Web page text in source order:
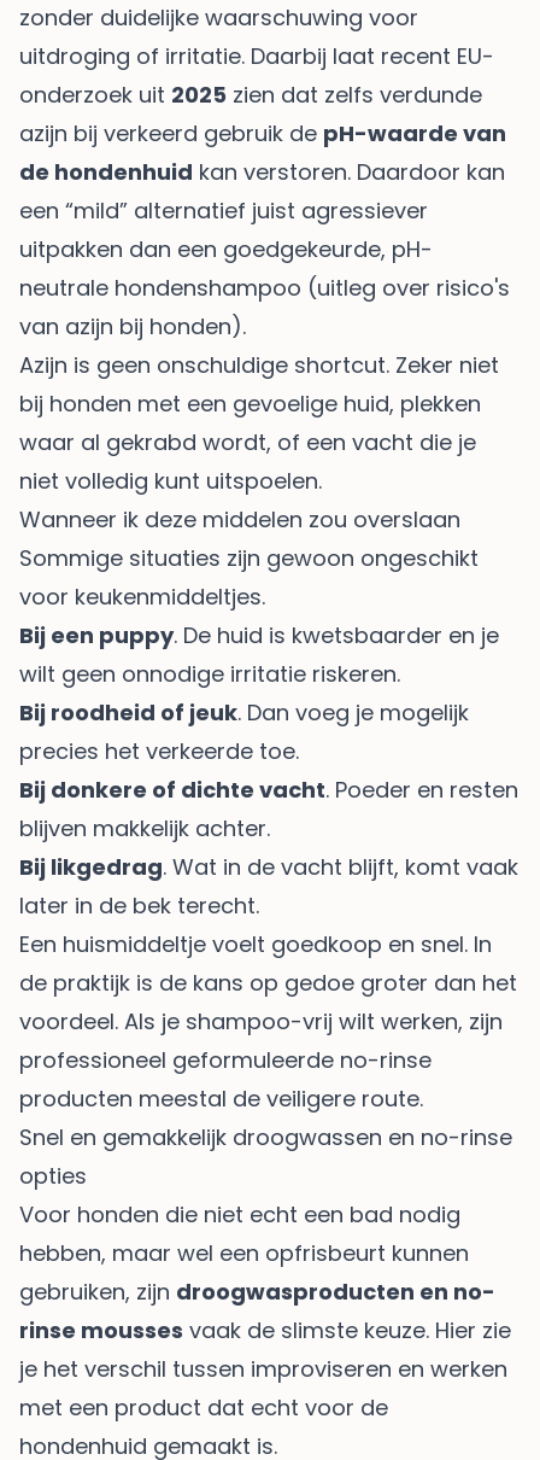
zonder duidelijke waarschuwing voor
uitdroging of irritatie. Daarbij laat recent EU-
onderzoek uit 2025 zien dat zelfs verdunde
azijn bij verkeerd gebruik de pH-waarde van
de hondenhuid kan verstoren. Daardoor kan
een “mild” alternatief juist agressiever
uitpakken dan een goedgekeurde, pH-
neutrale hondenshampoo (uitleg over risico's
van azijn bij honden).
Azijn is geen onschuldige shortcut. Zeker niet
bij honden met een gevoelige huid, plekken
waar al gekrabd wordt, of een vacht die je
niet volledig kunt uitspoelen.
Wanneer ik deze middelen zou overslaan
Sommige situaties zijn gewoon ongeschikt
voor keukenmiddeltjes.
Bij een puppy. De huid is kwetsbaarder en je
wilt geen onnodige irritatie riskeren.
Bij roodheid of jeuk. Dan voeg je mogelijk
precies het verkeerde toe.
Bij donkere of dichte vacht. Poeder en resten
blijven makkelijk achter.
Bij likgedrag. Wat in de vacht blijft, komt vaak
later in de bek terecht.
Een huismiddeltje voelt goedkoop en snel. In
de praktijk is de kans op gedoe groter dan het
voordeel. Als je shampoo-vrij wilt werken, zijn
professioneel geformuleerde no-rinse
producten meestal de veiligere route.
Snel en gemakkelijk droogwassen en no-rinse
opties
Voor honden die niet echt een bad nodig
hebben, maar wel een opfrisbeurt kunnen
gebruiken, zijn droogwasproducten en no-
rinse mousses vaak de slimste keuze. Hier zie
je het verschil tussen improviseren en werken
met een product dat echt voor de
hondenhuid gemaakt is.